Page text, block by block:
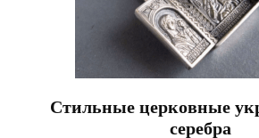
Стильные церковные
серебра